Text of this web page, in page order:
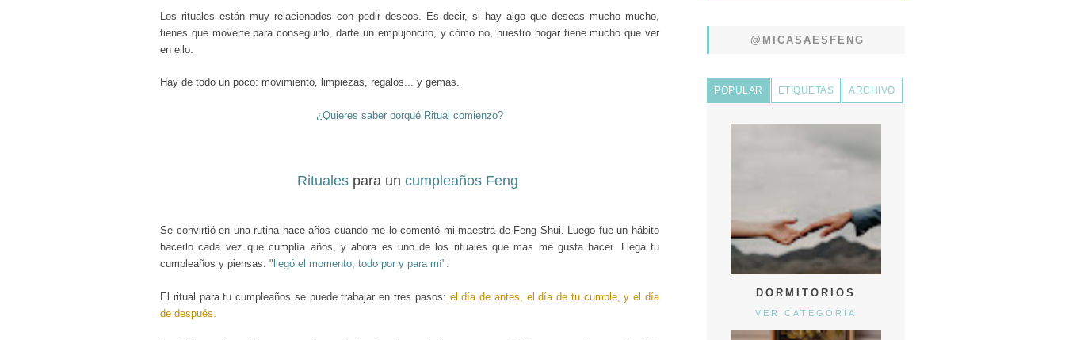
Los rituales están muy relacionados con pedir deseos. Es decir, si hay algo que deseas mucho mucho,
tienes que moverte para conseguirlo, darte un empujoncito, y cómo no, nuestro hogar tiene mucho que ver
en ello.
Hay de todo un poco: movimiento, limpiezas, regalos... y gemas.
¿Quieres saber porqué Ritual comienzo?
Rituales para un cumpleaños Feng
Se convirtió en una rutina hace años cuando me lo comentó mi maestra de Feng Shui. Luego fue un hábito
hacerlo cada vez que cumplía años, y ahora es uno de los rituales que más me gusta hacer. Llega tu
cumpleaños y piensas: "llegó el momento, todo por y para mí".
El ritual para tu cumpleaños se puede trabajar en tres pasos: el día de antes, el día de tu cumple, y el día
de después.
@MICASAESFENG
POPULAR ETIQUETAS ARCHIVO
DORMITORIOS
VER CATEGORÍA